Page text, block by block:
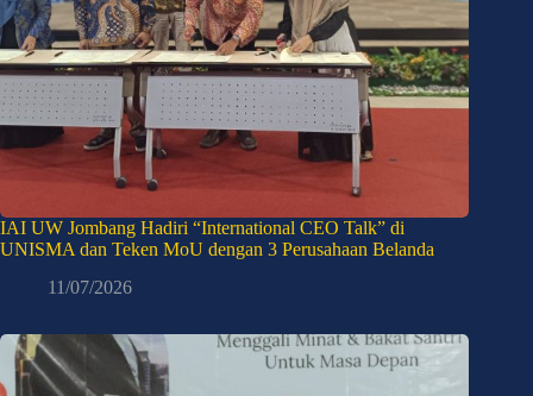
IAI UW Jombang Hadiri “International CEO Talk” di
UNISMA dan Teken MoU dengan 3 Perusahaan Belanda
11/07/2026